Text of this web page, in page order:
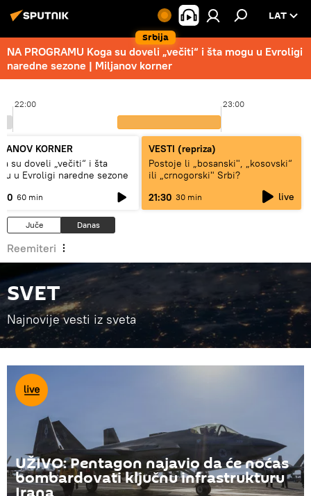
Srbija
LAT
NA PROGRAMU Koga su doveli „večiti“ i šta mogu u Evroligi
naredne sezone | Miljanov korner
22:00 23:00
KORNER
su doveli „večiti“ i šta
u Evroligi naredne sezone
60 min
VESTI (repriza)
Postoje li „bosanski", „kosovski“
ili „crnogorski" Srbi?
21:30 30 min live
Juče Danas
Reemiteri
SVET
Najnovije vesti iz sveta
UŽIVO: Pentagon najavio da će noćas
bombardovati ključnu infrastrukturu